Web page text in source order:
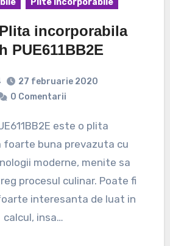
incorporabila
PUE611BB2E
27 februarie 2020
0 Comentarii
foarte buna prevazuta cu
moderne, menite sa
procesul culinar. Poate fi
interesanta de luat in
calcul, insa…